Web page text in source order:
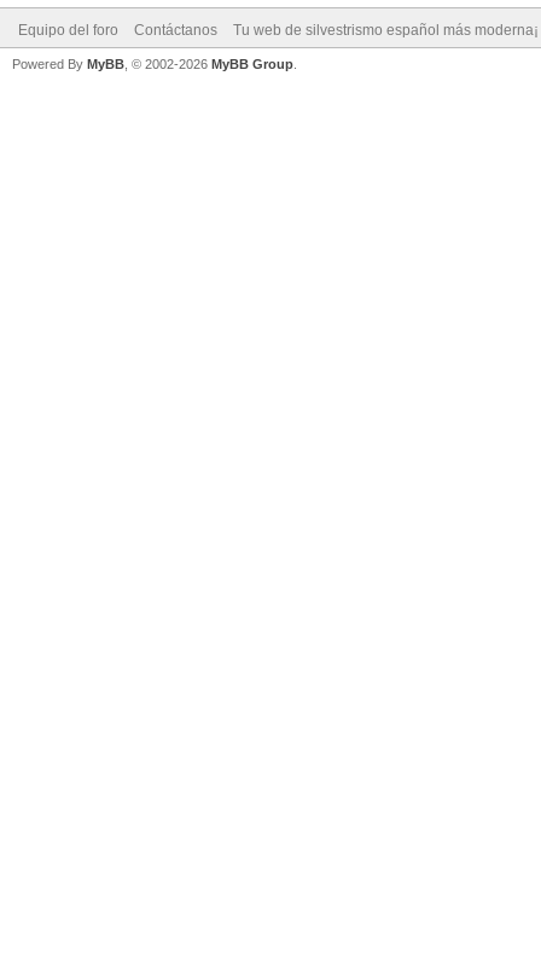
Equipo del foro Contáctanos Tu web de silvestrismo español más moderna¡
Powered By MyBB , © 2002-2026 MyBB Group